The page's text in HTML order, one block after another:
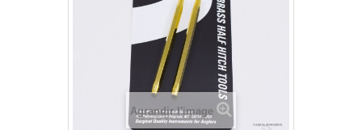
Agrandir l'image